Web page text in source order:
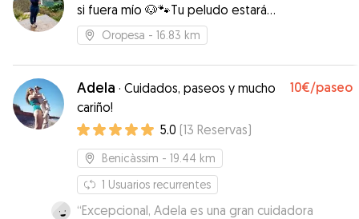
si fuera mío 🐶🐾Tu peludo estará
más agusto que un arbusto 😁
Oropesa - 16.83 km
Adela · Cuidados, paseos y mucho
cariño!
10€/paseo
5.0 (13 Reservas)
Benicàssim - 19.44 km
1 Usuarios recurrentes
“Excepcional, Adela es una gran cuidadora